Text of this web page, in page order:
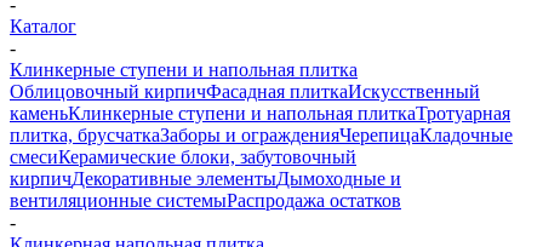
-
Каталог
-
Клинкерные ступени и напольная плитка
Облицовочный кирпичФасадная плиткаИскусственный
каменьКлинкерные ступени и напольная плиткаТротуарная
плитка, брусчаткаЗаборы и огражденияЧерепицаКладочные
смесиКерамические блоки, забутовочный
кирпичДекоративные элементыДымоходные и
вентиляционные системыРаспродажа остатков
-